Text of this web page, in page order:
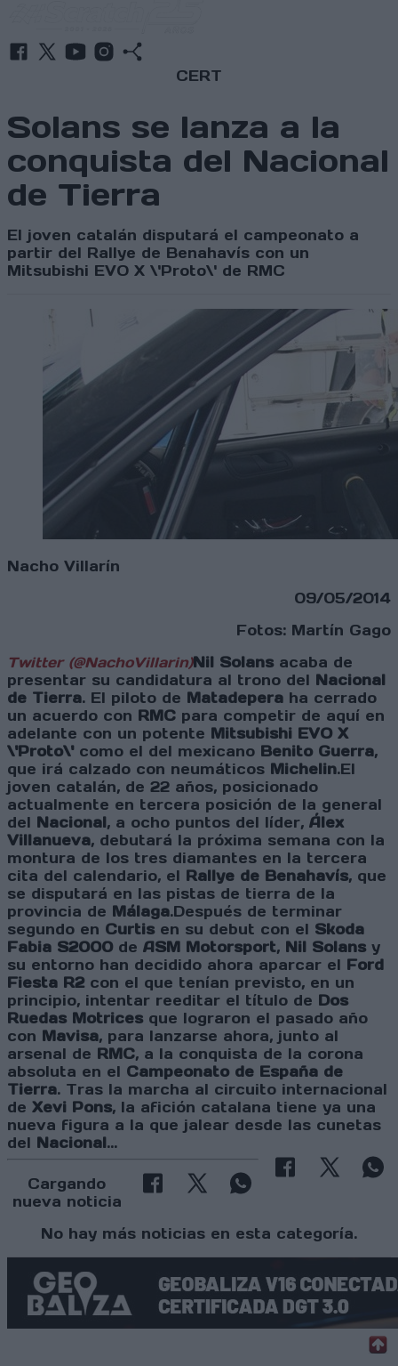
CERT
Solans se lanza a la
conquista del Nacional
de Tierra
El joven catalán disputará el campeonato a
partir del Rallye de Benahavís con un
Mitsubishi EVO X \'Proto\' de RMC
Nacho Villarín
09/05/2014
Fotos: Martín Gago
Twitter (@NachoVillarin)Nil Solans acaba de
presentar su candidatura al trono del Nacional
de Tierra. El piloto de Matadepera ha cerrado
un acuerdo con RMC para competir de aquí en
adelante con un potente Mitsubishi EVO X
\'Proto\' como el del mexicano Benito Guerra,
que irá calzado con neumáticos Michelin.El
joven catalán, de 22 años, posicionado
actualmente en tercera posición de la general
del Nacional, a ocho puntos del líder, Álex
Villanueva, debutará la próxima semana con la
montura de los tres diamantes en la tercera
cita del calendario, el Rallye de Benahavís, que
se disputará en las pistas de tierra de la
provincia de Málaga.Después de terminar
segundo en Curtis en su debut con el Skoda
Fabia S2000 de ASM Motorsport, Nil Solans y
su entorno han decidido ahora aparcar el Ford
Fiesta R2 con el que tenían previsto, en un
principio, intentar reeditar el título de Dos
Ruedas Motrices que lograron el pasado año
con Mavisa, para lanzarse ahora, junto al
arsenal de RMC, a la conquista de la corona
absoluta en el Campeonato de España de
Tierra. Tras la marcha al circuito internacional
de Xevi Pons, la afición catalana tiene ya una
nueva figura a la que jalear desde las cunetas
del Nacional...
Cargando
nueva noticia
No hay más noticias en esta categoría.